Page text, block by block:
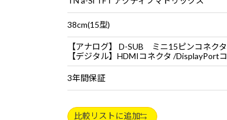
38cm(15型)
【アナログ】 D-SUB ミニ15ピンコネクタ
【デジタル】HDMIコネクタ /DisplayPortコネクタ
3年間保証
比較リストに追加